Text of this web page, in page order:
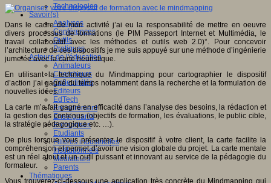
Technologies
Savoir(s)
Analyses
Conférences
Outils
Pratiques
Acteurs de l'éducation
Animateurs
Chercheurs
Collectivités
Editeurs
EdTech
Encadrement
Enseignants
Entreprises
Etudiants
Filières industrielles
Institutionnels
Médiateurs
Parents
Thématiques
Dans le cadre de mon activité j’ai eu la responsabilité de mettre en oeuvre
divers processus de formations (le PIM Passeport Internet et Multimédia, le
travail collaboratif avec les méthodes et outils web 2.0)°. Pour concevoir
l’architecture de ces dispositifs je me suis appuyé sur une méthode d’ingénierie
jumelée avec la carte heuristique.
En utilisant la technique du Mindmapping pour cartographier le dispositif
d’action j’ai gagné du temps notamment dans la recherche et la formulation de
nouvelles idées.
La carte m’a fait gagné en efficacité dans l’analyse des besoins, la rédaction et
la gestion des contenus (objectifs de formation, les évaluations, le public cible,
la stratégie pédagogique etc. …).
De plus lorsque vous présentez le dispositif à votre client, la carte facilite la
compréhension et permet d’avoir une vision globale du projet. La carte mentale
est un réel atout et un outil puissant et innovant au service de la pédagogie du
formateur.
Vous trouverez-ci-dessous une application très concrète du Mindmapping qui